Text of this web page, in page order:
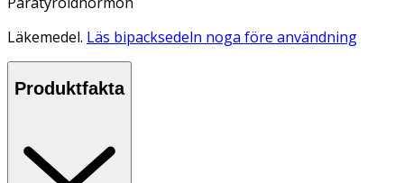
Läkemedel. Läs bipacksedeln noga före användning
Produktfakta